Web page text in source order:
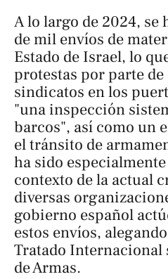
A lo largo de 2024, se
de mil envíos de
Estado de Israel, lo
protestas por parte
sindicatos en los
"una inspección
barcos", así como un
el tránsito de
ha sido
contexto de la actual
diversas
gobierno español
estos envíos,
Tratado Internacional
de Armas.